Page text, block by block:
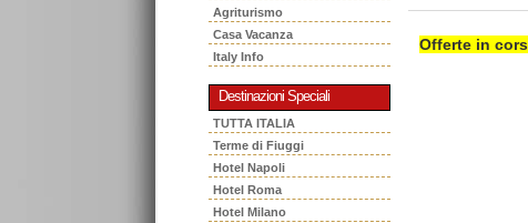
Agriturismo
Casa Vacanza
Italy Info
Destinazioni Speciali
TUTTA ITALIA
Terme di Fiuggi
Hotel Napoli
Hotel Roma
Hotel Milano
Offerte in